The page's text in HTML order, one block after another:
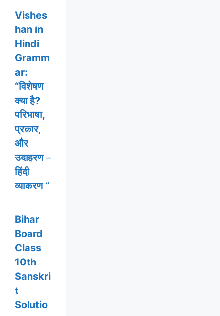
Vishes
han in
Hindi
Gramm
ar:
“विशेषण
क्या है?
परिभाषा,
प्रकार,
और
उदाहरण –
हिंदी
व्याकरण “
Bihar
Board
Class
10th
Sanskri
t
Solutio